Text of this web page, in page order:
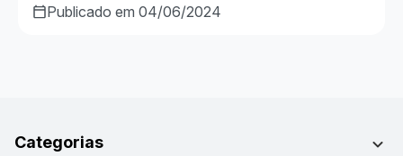
Publicado em 04/06/2024
Categorias